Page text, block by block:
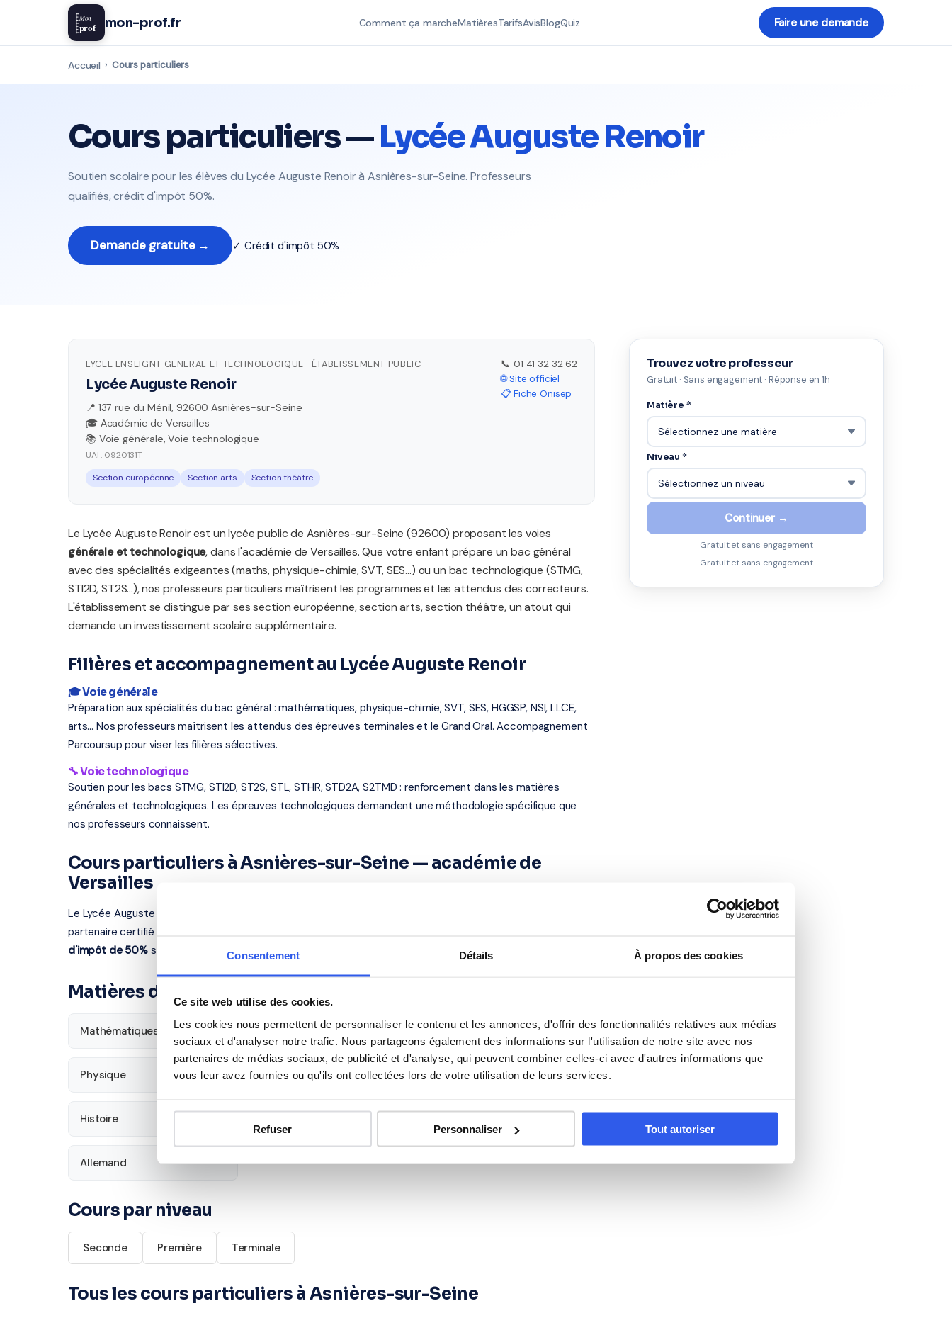
Consentement Détails À propos des cookies
Ce site web utilise des cookies.
Les cookies nous permettent de personnaliser le contenu et les annonces, d'offrir des fonctionnalités relatives aux médias
sociaux et d'analyser notre trafic. Nous partageons également des informations sur l'utilisation de notre site avec nos
partenaires de médias sociaux, de publicité et d'analyse, qui peuvent combiner celles-ci avec d'autres informations que
vous leur avez fournies ou qu'ils ont collectées lors de votre utilisation de leurs services.
Refuser Personnaliser Tout autoriser
Mon
prof mon-prof.fr Comment ça marcheMatièresTarifsAvisBlogQuiz Faire une demande
Accueil › Cours particuliers
Cours particuliers —Lycée Auguste Renoir
Soutien scolaire pour les élèves du Lycée Auguste Renoir à Asnières-sur-Seine. Professeurs
qualifiés, crédit d'impôt 50%.
Demande gratuite → ✓ Crédit d'impôt 50%
LYCEE ENSEIGNT GENERAL ET TECHNOLOGIQUE · ÉTABLISSEMENT PUBLIC
Lycée Auguste Renoir
📍 137 rue du Ménil, 92600 Asnières-sur-Seine
🎓 Académie de Versailles
📚 Voie générale, Voie technologique
UAI : 0920131T
Section européenne
Section arts Section théâtre
📞 01 41 32 32 62
🌐 Site officiel
📋 Fiche Onisep
Le Lycée Auguste Renoir est un lycée public de Asnières-sur-Seine (92600) proposant les voies
générale et technologique, dans l'académie de Versailles. Que votre enfant prépare un bac général
avec des spécialités exigeantes (maths, physique-chimie, SVT, SES...) ou un bac technologique (STMG,
STI2D, ST2S...), nos professeurs particuliers maîtrisent les programmes et les attendus des correcteurs.
L'établissement se distingue par ses section européenne, section arts, section théâtre, un atout qui
demande un investissement scolaire supplémentaire.
Filières et accompagnement au Lycée Auguste Renoir
🎓 Voie générale
Préparation aux spécialités du bac général : mathématiques, physique-chimie, SVT, SES, HGGSP, NSI, LLCE,
arts... Nos professeurs maîtrisent les attendus des épreuves terminales et le Grand Oral. Accompagnement
Parcoursup pour viser les filières sélectives.
🔧 Voie technologique
Soutien pour les bacs STMG, STI2D, ST2S, STL, STHR, STD2A, S2TMD : renforcement dans les matières
générales et technologiques. Les épreuves technologiques demandent une méthodologie spécifique que
nos professeurs connaissent.
Cours particuliers à Asnières-sur-Seine — académie de
Versailles
Le Lycée Auguste Renoir se situe au 137 rue du Ménil, à Asnières-sur-Seine (92600). Notre organisme
partenaire certifié intervient à Asnières-sur-Seine et dans les villes proches. Tous ouvrent droit au
d'impôt de 50%sur les cours à domicile.
Matières disponibles pour les élèves du Lycée Auguste Renoir
Mathématiques Français Anglais
Physique SVT Philosophie
Histoire
Allemand
Cours par niveau
Seconde Première Terminale
Tous les cours particuliers à Asnières-sur-Seine
Trouvez votre professeur
Gratuit · Sans engagement · Réponse en 1h
Matière *
Niveau *
Continuer →
Gratuit et sans engagement
Gratuit et sans engagement